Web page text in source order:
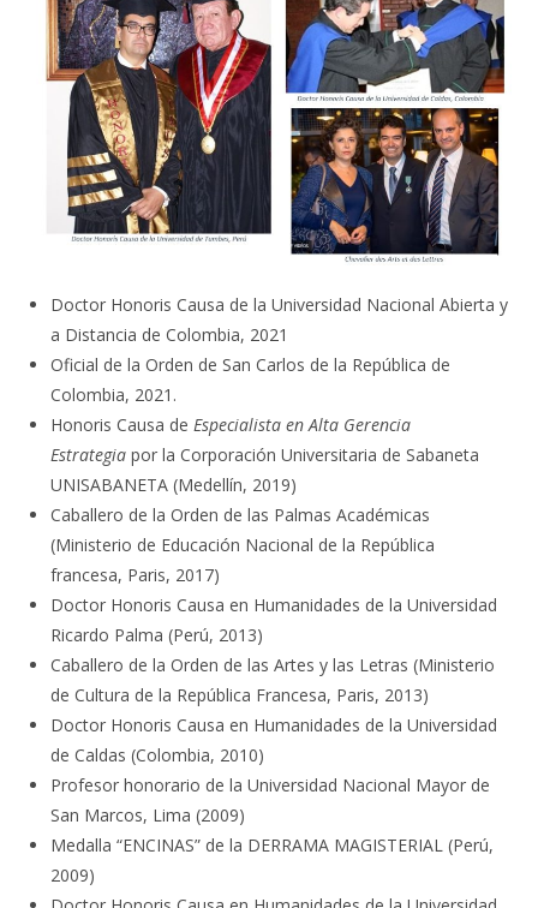
Doctor Honoris Causa de la Universidad Nacional Abierta y
a Distancia de Colombia, 2021
Oficial de la Orden de San Carlos de la República de
Colombia, 2021.
Honoris Causa deEspecialista en Alta Gerencia
Estrategiapor la Corporación Universitaria de Sabaneta
UNISABANETA (Medellín, 2019)
Caballero de la Orden de las Palmas Académicas
(Ministerio de Educación Nacional de la República
francesa, Paris, 2017)
Doctor Honoris Causa en Humanidades de la Universidad
Ricardo Palma (Perú, 2013)
Caballero de la Orden de las Artes y las Letras (Ministerio
de Cultura de la República Francesa, Paris, 2013)
Doctor Honoris Causa en Humanidades de la Universidad
de Caldas (Colombia, 2010)
Profesor honorario de la Universidad Nacional Mayor de
San Marcos, Lima (2009)
Medalla “ENCINAS” de la DERRAMA MAGISTERIAL (Perú,
2009)